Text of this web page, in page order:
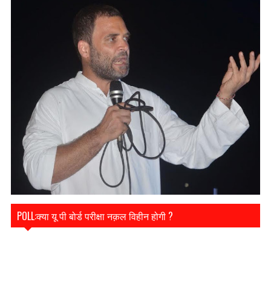
POLL:क्या यू पी बोर्ड परीक्षा नक़ल विहीन होगी ?